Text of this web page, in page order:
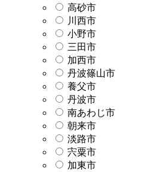
高砂市
川西市
小野市
三田市
加西市
丹波篠山市
養父市
丹波市
南あわじ市
朝来市
淡路市
宍粟市
加東市